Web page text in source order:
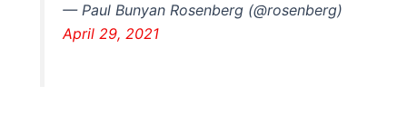
— Paul Bunyan Rosenberg (@rosenberg)
April 29, 2021